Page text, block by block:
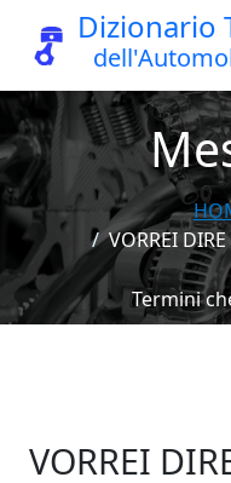
Dizionario
VORREI
Termini
VORREI